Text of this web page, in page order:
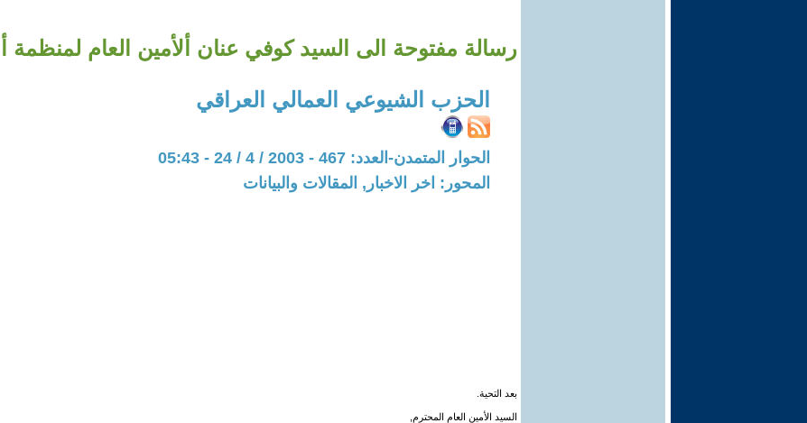
رسالة مفتوحة الى السيد كوفي عنان ألأمين العام لمنظمة
الحزب الشيوعي العمالي العراقي
الحوار المتمدن-العدد: 467 - 2003 / 4 / 24 - 05:43
المحور: اخر الاخبار, المقالات والبيانات
بعد التحية.
السيد الأمين العام المحترم,